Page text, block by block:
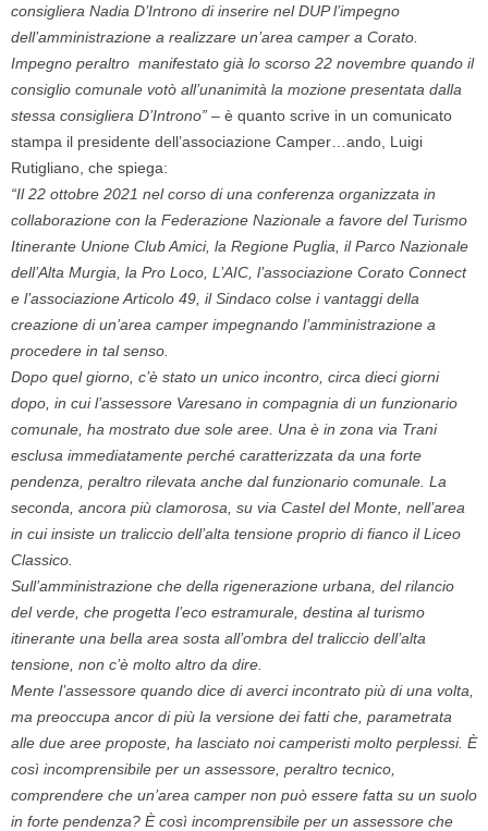
consigliera Nadia D’Introno di inserire nel DUP l’impegno
dell’amministrazione a realizzare un’area camper a Corato.
Impegno peraltro manifestato già lo scorso 22 novembre quando il
consiglio comunale votò all’unanimità la mozione presentata dalla
stessa consigliera D’Introno” – è quanto scrive in un comunicato
stampa il presidente dell’associazione Camper…ando, Luigi
Rutigliano, che spiega:
“Il 22 ottobre 2021 nel corso di una conferenza organizzata in
collaborazione con la Federazione Nazionale a favore del Turismo
Itinerante Unione Club Amici, la Regione Puglia, il Parco Nazionale
dell’Alta Murgia, la Pro Loco, L’AIC, l’associazione Corato Connect
e l’associazione Articolo 49, il Sindaco colse i vantaggi della
creazione di un’area camper impegnando l’amministrazione a
procedere in tal senso.
Dopo quel giorno, c’è stato un unico incontro, circa dieci giorni
dopo, in cui l’assessore Varesano in compagnia di un funzionario
comunale, ha mostrato due sole aree. Una è in zona via Trani
esclusa immediatamente perché caratterizzata da una forte
pendenza, peraltro rilevata anche dal funzionario comunale. La
seconda, ancora più clamorosa, su via Castel del Monte, nell’area
in cui insiste un traliccio dell’alta tensione proprio di fianco il Liceo
Classico.
Sull’amministrazione che della rigenerazione urbana, del rilancio
del verde, che progetta l’eco estramurale, destina al turismo
itinerante una bella area sosta all’ombra del traliccio dell’alta
tensione, non c’è molto altro da dire.
Mente l’assessore quando dice di averci incontrato più di una volta,
ma preoccupa ancor di più la versione dei fatti che, parametrata
alle due aree proposte, ha lasciato noi camperisti molto perplessi. È
così incomprensibile per un assessore, peraltro tecnico,
comprendere che un’area camper non può essere fatta su un suolo
in forte pendenza? È così incomprensibile per un assessore che